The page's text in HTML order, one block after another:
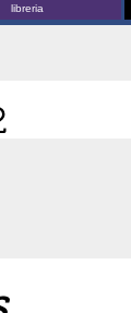
libreria